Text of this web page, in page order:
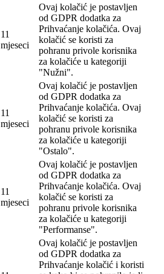
11
mjeseci
Ovaj kolačić je postavljen
od GDPR dodatka za
Prihvaćanje kolačića. Ovaj
kolačić se koristi za
pohranu privole korisnika
za kolačiće u kategoriji
"Nužni".
11
mjeseci
Ovaj kolačić je postavljen
od GDPR dodatka za
Prihvaćanje kolačića. Ovaj
kolačić se koristi za
pohranu privole korisnika
za kolačiće u kategoriji
"Ostalo".
11
mjeseci
Ovaj kolačić je postavljen
od GDPR dodatka za
Prihvaćanje kolačića. Ovaj
kolačić se koristi za
pohranu privole korisnika
za kolačiće u kategoriji
"Performanse".
Ovaj kolačić je postavljen
od GDPR dodatka za
Prihvaćanje kolačić i koristi